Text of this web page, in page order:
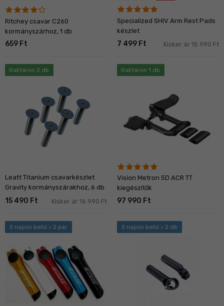
Ritchey csavar C260
kormányszárhoz, 1 db
659 Ft
Specialized SHIV Arm Rest Pads
készlet
7 499 Ft Kisker ár 15 990 Ft
Raktáron 2 db
Leatt Titanium csavarkészlet
Gravity kormányszárakhoz, 6 db
15 490 Ft Kisker ár 16 990 Ft
Raktáron 1 db
Vision Metron 5D ACR TT
kiegészítők
97 990 Ft
3 napon belül > 2 pár 3 napon belül > 2 db